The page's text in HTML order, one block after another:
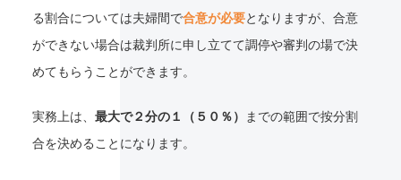
る割合については夫婦間で合意が必要となりますが、合意
ができない場合は裁判所に申し立てて調停や審判の場で決
めてもらうことができます。
実務上は、 最大で２分の１（５０％）
までの範囲で按分割
合を決めることになります。